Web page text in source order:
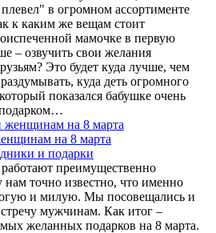
плевел" в огромном ассортименте
к каким же вещам стоит
мамочке в первую
– озвучить свои желания
Это будет куда лучше, чем
куда деть огромного
показался бабушке очень
на 8 марта
и подарки
преимущественно
точно известно, что именно
и милую. Мы посовещались и
мужчинам. Как итог –
желанных подарков на 8 марта.